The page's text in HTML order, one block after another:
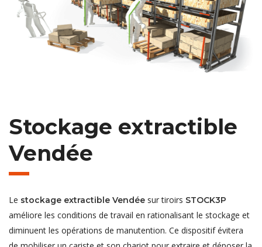
Stockage extractible
Vendée
Le stockage extractible Vendée sur tiroirs STOCK3P
améliore les conditions de travail en rationalisant le stockage et
diminuent les opérations de manutention. Ce dispositif évitera